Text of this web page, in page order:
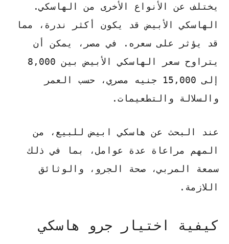
يختلف عن الأنواع الأخرى من الهاسكي.
الهاسكي الأبيض قد يكون أكثر ندرة ، مما
قد يؤثر على سعره. في مصر، يمكن أن
يتراوح سعر الهاسكي الأبيض بين 8,000
إلى 15,000 جنيه مصري، حسب العمر
والسلالة والتطعيمات.
عند البحث عن هاسكي ابيض للبيع ، من
المهم مراعاة عدة عوامل، بما في ذلك
سمعة المربي، صحة الجرو، والوثائق
اللازمة.
كيفية اختيار جرو هاسكي